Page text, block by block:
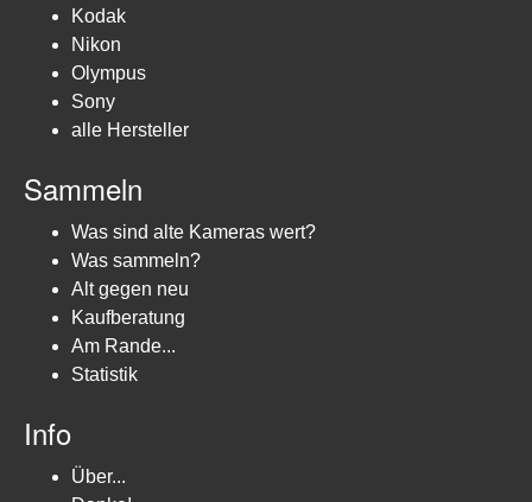
Kodak
Nikon
Olympus
Sony
alle Hersteller
Sammeln
Was sind alte Kameras wert?
Was sammeln?
Alt gegen neu
Kaufberatung
Am Rande...
Statistik
Info
Über...